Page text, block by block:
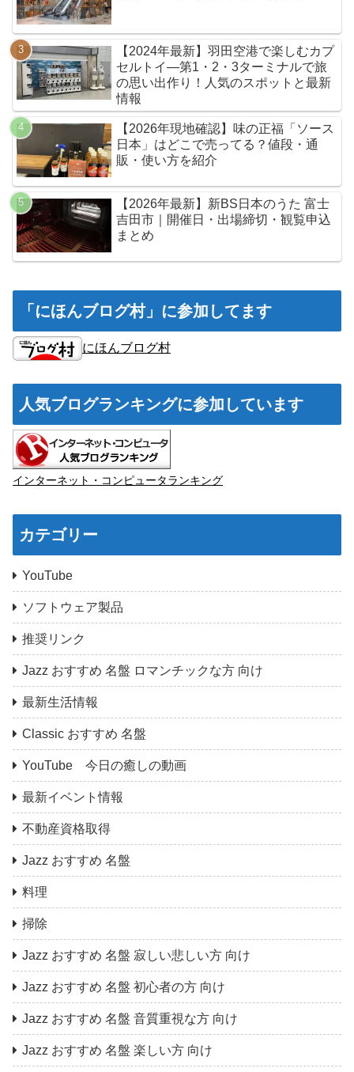
【2024年最新】羽田空港で楽しむカプ
セルトイ—第1・2・3ターミナルで旅
の思い出作り！人気のスポットと最新
情報
【2026年現地確認】味の正福「ソース
日本」はどこで売ってる？値段・通
販・使い方を紹介
【2026年最新】新BS日本のうた 富士
吉田市｜開催日・出場締切・観覧申込
まとめ
「にほんブログ村」に参加してます
にほんブログ村
人気ブログランキングに参加しています
インターネット・コンピュータランキング
カテゴリー
YouTube
ソフトウェア製品
推奨リンク
Jazz おすすめ 名盤 ロマンチックな方 向け
最新生活情報
Classic おすすめ 名盤
YouTube 今日の癒しの動画
最新イベント情報
不動産資格取得
Jazz おすすめ 名盤
料理
掃除
Jazz おすすめ 名盤 寂しい悲しい方 向け
Jazz おすすめ 名盤 初心者の方 向け
Jazz おすすめ 名盤 音質重視な方 向け
Jazz おすすめ 名盤 楽しい方 向け